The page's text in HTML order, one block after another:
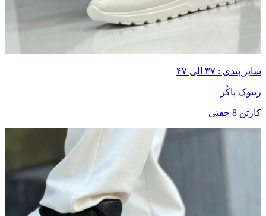
سایز بندی : ۳۷ الی ۴۷
ریبوک پاکُر
کارتن 8 جفتی